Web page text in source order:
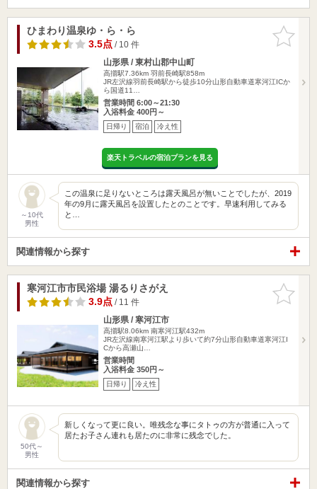
お気に入
りに追加
ひまわり温泉ゆ・ら・ら
3.5点/ 10 件
山形県 / 東村山郡中山町
高擶駅7.36km 羽前長崎駅858m
JR左沢線羽前長崎駅から徒歩10分山形自動車道寒河江ICか
ら国道11…
営業時間 6:00～21:30
入浴料金 400円～
日帰り 宿泊 冷え性
楽天トラベルの宿泊プランを見る
～10代
男性
この温泉に足りないところは露天風呂が無いことでしたが、2019
年の9月に露天風呂を設置したとのことです。早速利用してみる
と…
関連情報から探す
お気に入
りに追加
寒河江市市民浴場 湯るりさがえ
3.9点/ 11 件
山形県 / 寒河江市
高擶駅8.06km 南寒河江駅432m
JR左沢線南寒河江駅より歩いて約7分山形自動車道寒河江I
Cから高瀬山…
営業時間
入浴料金 350円～
日帰り 冷え性
50代～
男性
新しくなって更に良い。唯残念な事にタトゥの方が普通に入って
居たお子さん連れも居たのに非常に残念でした。
関連情報から探す